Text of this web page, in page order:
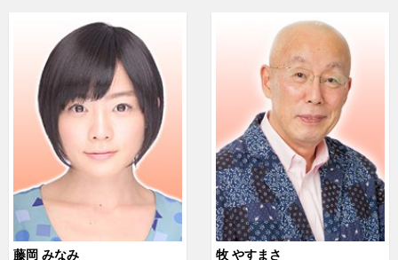
藤岡 みなみ 牧 やすまさ